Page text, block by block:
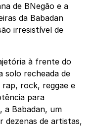
de BNegão e a
da Babadan
irresistível de
à frente do
solo recheada de
rap, rock, reggae e
para
a Babadan, um
de artistas,